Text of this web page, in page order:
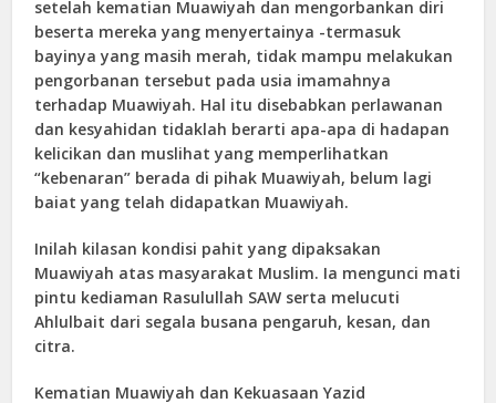
setelah kematian Muawiyah dan mengorbankan diri
beserta mereka yang menyertainya -termasuk
bayinya yang masih merah, tidak mampu melakukan
pengorbanan tersebut pada usia imamahnya
terhadap Muawiyah. Hal itu disebabkan perlawanan
dan kesyahidan tidaklah berarti apa-apa di hadapan
kelicikan dan muslihat yang memperlihatkan
“kebenaran” berada di pihak Muawiyah, belum lagi
baiat yang telah didapatkan Muawiyah.
Inilah kilasan kondisi pahit yang dipaksakan
Muawiyah atas masyarakat Muslim. Ia mengunci mati
pintu kediaman Rasulullah SAW serta melucuti
Ahlulbait dari segala busana pengaruh, kesan, dan
citra.
Kematian Muawiyah dan Kekuasaan Yazid